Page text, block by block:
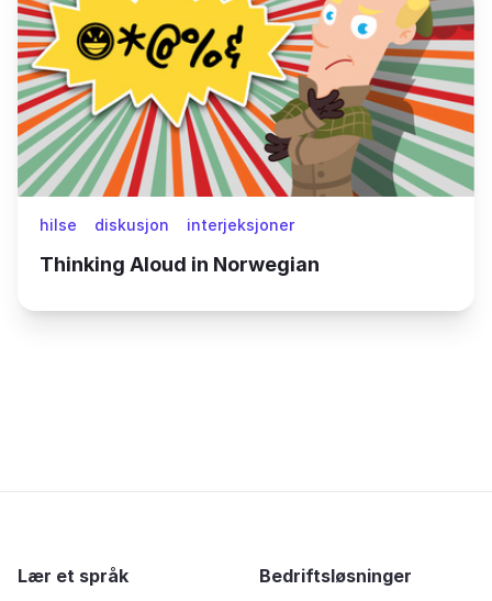
hilse diskusjon interjeksjoner
Thinking Aloud in Norwegian
Lær et språk Bedriftsløsninger